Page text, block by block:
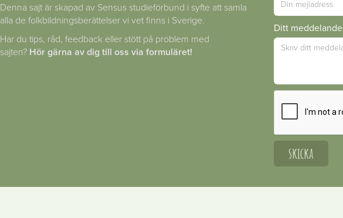
Denna sajt är skapad av Sensus studieförbund i syfte att samla
alla de folkbildningsberättelser vi vet finns i Sverige.
Har du tips, råd, feedback eller stött på problem med
sajten? Hör gärna av dig till oss via formuläret!
Ditt meddelande